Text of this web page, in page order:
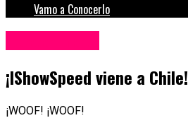
Vamo a Conocerlo
¡IShowSpeed viene a Chile!
¡WOOF! ¡WOOF!